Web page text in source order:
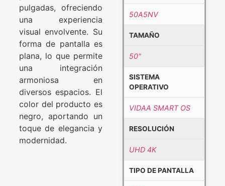
pulgadas, ofreciendo
una experiencia
visual envolvente. Su
forma de pantalla es
plana, lo que permite
una integración
armoniosa en
diversos espacios. El
color del producto es
negro, aportando un
toque de elegancia y
modernidad.
50A5NV
TAMAÑO
50"
SISTEMA
OPERATIVO
VIDAA SMART OS
RESOLUCIÓN
UHD 4K
TIPO DE PANTALLA